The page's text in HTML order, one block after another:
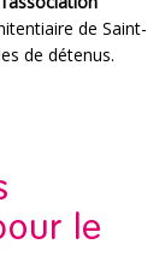
de Saint-
de détenus.
le